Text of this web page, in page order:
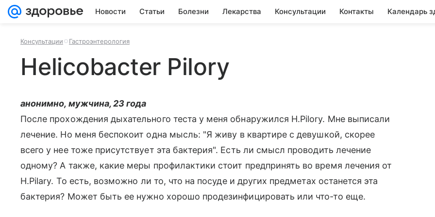
Новости Статьи Болезни Лекарства Консультации Контакты Календарь
Консультации Гастроэнтерология
Helicobacter Pilory
анонимно, мужчина, 23 года
После прохождения дыхательного теста у меня обнаружился H.Pilory. Мне выписали
лечение. Но меня беспокоит одна мысль: "Я живу в квартире с девушкой, скорее
всего у нее тоже присутствует эта бактерия". Есть ли смысл проводить лечение
одному? А также, какие меры профилактики стоит предпринять во время лечения от
H.Pilary. То есть, возможно ли то, что на посуде и других предметах останется эта
бактерия? Может быть ее нужно хорошо продезинфицировать или что-то еще.